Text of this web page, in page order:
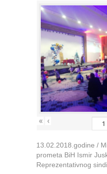
« ‹
13.02.2018.godine /
prometa BiH Ismir
Reprezentativnog